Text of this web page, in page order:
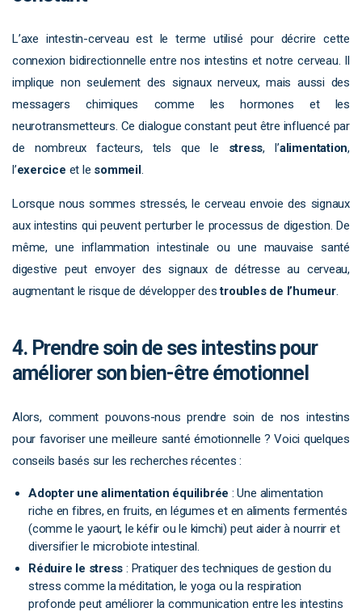
L’axe intestin-cerveau est le terme utilisé pour décrire cette
connexion bidirectionnelle entre nos intestins et notre cerveau. Il
implique non seulement des signaux nerveux, mais aussi des
messagers chimiques comme les hormones et les
neurotransmetteurs. Ce dialogue constant peut être influencé par
de nombreux facteurs, tels que le stress, l’alimentation,
l’exercice et le sommeil.
Lorsque nous sommes stressés, le cerveau envoie des signaux
aux intestins qui peuvent perturber le processus de digestion. De
même, une inflammation intestinale ou une mauvaise santé
digestive peut envoyer des signaux de détresse au cerveau,
augmentant le risque de développer destroubles de l’humeur.
4. Prendre soin de ses intestins pour
améliorer son bien-être émotionnel
Alors, comment pouvons-nous prendre soin de nos intestins
pour favoriser une meilleure santé émotionnelle ? Voici quelques
conseils basés sur les recherches récentes :
Adopter une alimentation équilibrée : Une alimentation
riche en fibres, en fruits, en légumes et en aliments fermentés
(comme le yaourt, le kéfir ou le kimchi) peut aider à nourrir et
diversifier le microbiote intestinal.
Réduire le stress : Pratiquer des techniques de gestion du
stress comme la méditation, le yoga ou la respiration
profonde peut améliorer la communication entre les intestins